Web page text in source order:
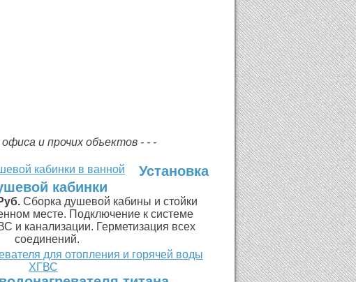
и прочих объектов - - -
Установка
кабинки
Сборка душевой кабины и стойки
месте. Подключение к системе
и канализации. Герметизация всех
соединений.